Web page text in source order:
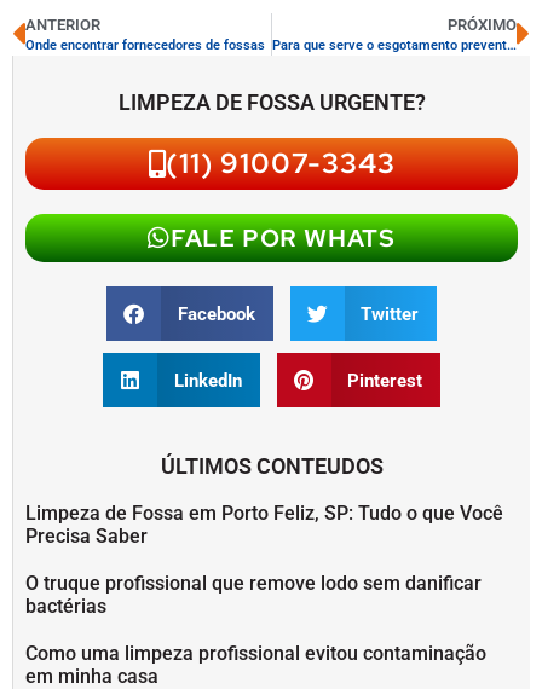
ANTERIOR
Onde encontrar fornecedores de fossas
PRÓXIMO
Para que serve o esgotamento preventivo
LIMPEZA DE FOSSA URGENTE?
(11) 91007-3343
FALE POR WHATS
Facebook Twitter
LinkedIn Pinterest
ÚLTIMOS CONTEUDOS
Limpeza de Fossa em Porto Feliz, SP: Tudo o que Você
Precisa Saber
O truque profissional que remove lodo sem danificar
bactérias
Como uma limpeza profissional evitou contaminação
em minha casa